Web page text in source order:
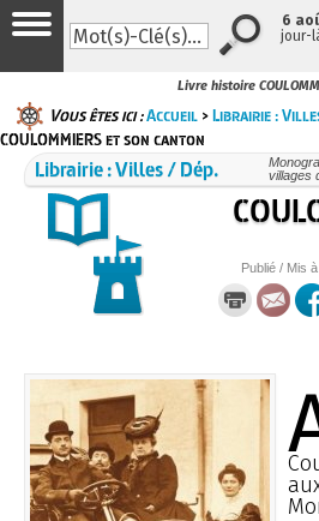
Livre histoire
Vous êtes ici :Accueil >Librairie :
COULOMMIERS et son canton
Librairie : Villes / Dép.
villages
Publié / Mis
6
jour-